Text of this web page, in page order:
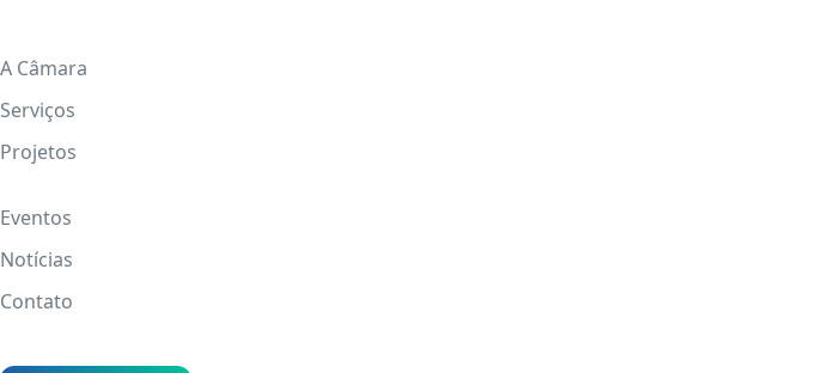
A Câmara
Serviços
Projetos
Eventos
Notícias
Contato